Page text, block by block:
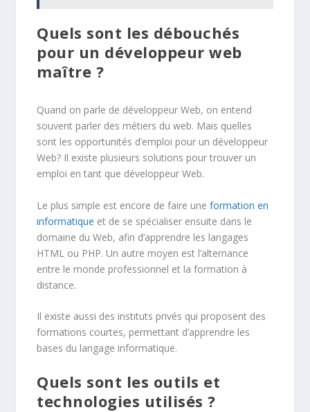
Quels sont les débouchés
pour un développeur web
maître ?
Quand on parle de développeur Web, on entend
souvent parler des métiers du web. Mais quelles
sont les opportunités d’emploi pour un développeur
Web? Il existe plusieurs solutions pour trouver un
emploi en tant que développeur Web.
Le plus simple est encore de faire uneformation en
informatique et de se spécialiser ensuite dans le
domaine du Web, afin d’apprendre les langages
HTML ou PHP. Un autre moyen est l’alternance
entre le monde professionnel et la formation à
distance.
Il existe aussi des instituts privés qui proposent des
formations courtes, permettant d’apprendre les
bases du langage informatique.
Quels sont les outils et
technologies utilisés ?